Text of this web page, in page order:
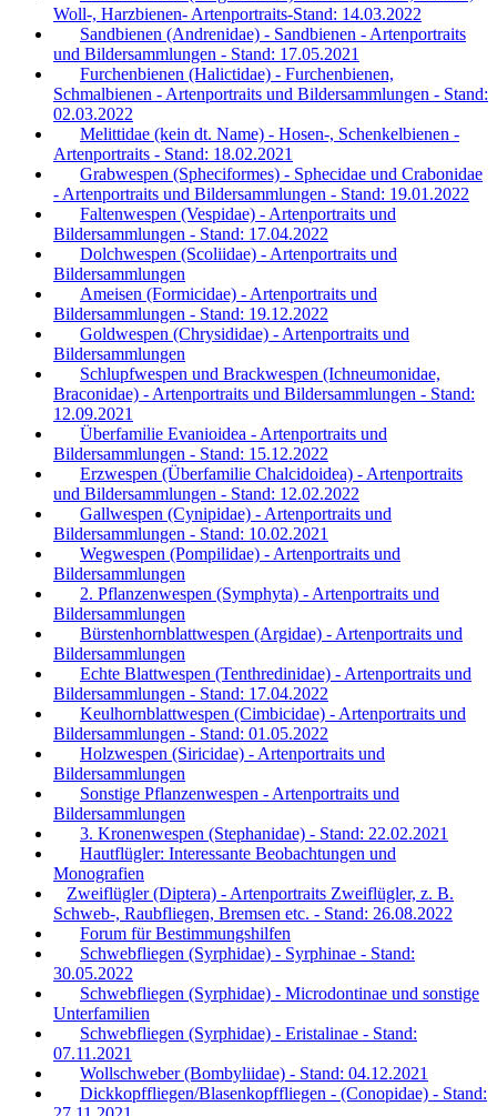
Woll-, Harzbienen- Artenportraits-Stand: 14.03.2022
Sandbienen (Andrenidae) - Sandbienen - Artenportraits
und Bildersammlungen - Stand: 17.05.2021
Furchenbienen (Halictidae) - Furchenbienen,
Schmalbienen - Artenportraits und Bildersammlungen - Stand:
02.03.2022
Melittidae (kein dt. Name) - Hosen-, Schenkelbienen -
Artenportraits - Stand: 18.02.2021
Grabwespen (Spheciformes) - Sphecidae und Crabonidae
- Artenportraits und Bildersammlungen - Stand: 19.01.2022
Faltenwespen (Vespidae) - Artenportraits und
Bildersammlungen - Stand: 17.04.2022
Dolchwespen (Scoliidae) - Artenportraits und
Bildersammlungen
Ameisen (Formicidae) - Artenportraits und
Bildersammlungen - Stand: 19.12.2022
Goldwespen (Chrysididae) - Artenportraits und
Bildersammlungen
Schlupfwespen und Brackwespen (Ichneumonidae,
Braconidae) - Artenportraits und Bildersammlungen - Stand:
12.09.2021
Überfamilie Evanioidea - Artenportraits und
Bildersammlungen - Stand: 15.12.2022
Erzwespen (Überfamilie Chalcidoidea) - Artenportraits
und Bildersammlungen - Stand: 12.02.2022
Gallwespen (Cynipidae) - Artenportraits und
Bildersammlungen - Stand: 10.02.2021
Wegwespen (Pompilidae) - Artenportraits und
Bildersammlungen
2. Pflanzenwespen (Symphyta) - Artenportraits und
Bildersammlungen
Bürstenhornblattwespen (Argidae) - Artenportraits und
Bildersammlungen
Echte Blattwespen (Tenthredinidae) - Artenportraits und
Bildersammlungen - Stand: 17.04.2022
Keulhornblattwespen (Cimbicidae) - Artenportraits und
Bildersammlungen - Stand: 01.05.2022
Holzwespen (Siricidae) - Artenportraits und
Bildersammlungen
Sonstige Pflanzenwespen - Artenportraits und
Bildersammlungen
3. Kronenwespen (Stephanidae) - Stand: 22.02.2021
Hautflügler: Interessante Beobachtungen und
Monografien
Zweiflügler (Diptera) - Artenportraits Zweiflügler, z. B.
Schweb-, Raubfliegen, Bremsen etc. - Stand: 26.08.2022
Forum für Bestimmungshilfen
Schwebfliegen (Syrphidae) - Syrphinae - Stand:
30.05.2022
Schwebfliegen (Syrphidae) - Microdontinae und sonstige
Unterfamilien
Schwebfliegen (Syrphidae) - Eristalinae - Stand:
07.11.2021
Wollschweber (Bombyliidae) - Stand: 04.12.2021
Dickkopffliegen/Blasenkopffliegen - (Conopidae) - Stand: